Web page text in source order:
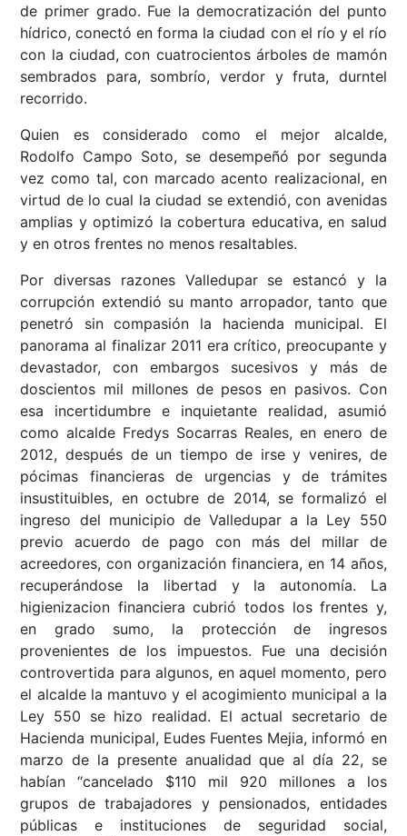
de primer grado. Fue la democratización del punto
hídrico, conectó en forma la ciudad con el río y el río
con la ciudad, con cuatrocientos árboles de mamón
sembrados para, sombrío, verdor y fruta, durntel
recorrido.
Quien es considerado como el mejor alcalde,
Rodolfo Campo Soto, se desempeñó por segunda
vez como tal, con marcado acento realizacional, en
virtud de lo cual la ciudad se extendió, con avenidas
amplias y optimizó la cobertura educativa, en salud
y en otros frentes no menos resaltables.
Por diversas razones Valledupar se estancó y la
corrupción extendió su manto arropador, tanto que
penetró sin compasión la hacienda municipal. El
panorama al finalizar 2011 era crítico, preocupante y
devastador, con embargos sucesivos y más de
doscientos mil millones de pesos en pasivos. Con
esa incertidumbre e inquietante realidad, asumió
como alcalde Fredys Socarras Reales, en enero de
2012, después de un tiempo de irse y venires, de
pócimas financieras de urgencias y de trámites
insustituibles, en octubre de 2014, se formalizó el
ingreso del municipio de Valledupar a la Ley 550
previo acuerdo de pago con más del millar de
acreedores, con organización financiera, en 14 años,
recuperándose la libertad y la autonomía. La
higienizacion financiera cubrió todos los frentes y,
en grado sumo, la protección de ingresos
provenientes de los impuestos. Fue una decisión
controvertida para algunos, en aquel momento, pero
el alcalde la mantuvo y el acogimiento municipal a la
Ley 550 se hizo realidad. El actual secretario de
Hacienda municipal, Eudes Fuentes Mejia, informó en
marzo de la presente anualidad que al día 22, se
habían “cancelado $110 mil 920 millones a los
grupos de trabajadores y pensionados, entidades
públicas e instituciones de seguridad social,